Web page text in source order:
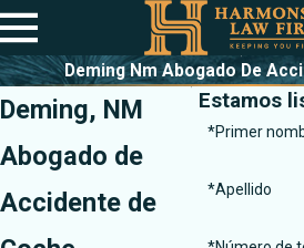
Deming Nm Abogado De
Deming, NM
Abogado de
Accidente de
Estamos
*Primer
*Apellido